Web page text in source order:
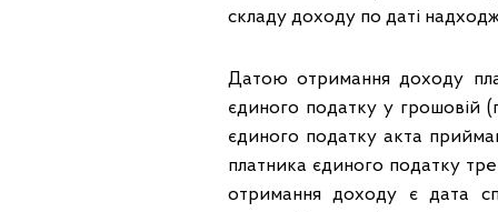
складу доходу по даті
Датою отримання доходу
єдиного податку у грошовій
єдиного податку акта
платника єдиного податку
отримання доходу є дата